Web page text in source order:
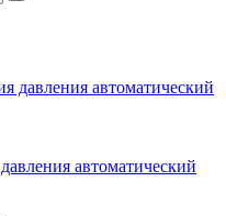
автоматический